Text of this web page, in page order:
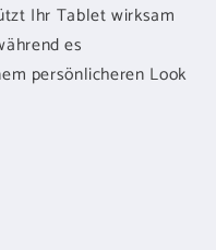
Ihr Tablet wirksam
es
persönlicheren Look